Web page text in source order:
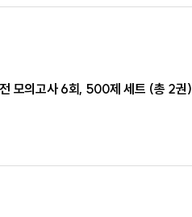
모의고사 6회, 500제 세트 (총 2권)